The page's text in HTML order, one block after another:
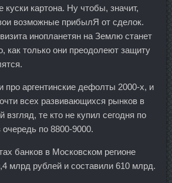
куски картона. Ну чтобы, значит,
возможные прибылЯ от сделок.
инопланетян на Землю станет
как только они преодолеют защиту
про аргентинские дефолты 2000-х, и
всех развивающихся рынков в
взгляд, те кто не купил сегодня по
очередь по 8800-9000.
банков в Московском регионе
млрд рублей и составили 610 млрд.